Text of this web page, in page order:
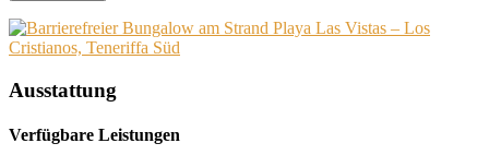
Ausstattung
Verfügbare Leistungen